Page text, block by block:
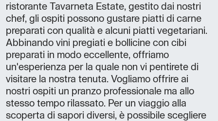
ristorante Tavarneta Estate, gestito dai nostri
chef, gli ospiti possono gustare piatti di carne
preparati con qualità e alcuni piatti vegetariani.
Abbinando vini pregiati e bollicine con cibi
preparati in modo eccellente, offriamo
un'esperienza per la quale non vi pentirete di
visitare la nostra tenuta. Vogliamo offrire ai
nostri ospiti un pranzo professionale ma allo
stesso tempo rilassato. Per un viaggio alla
scoperta di sapori diversi, è possibile scegliere